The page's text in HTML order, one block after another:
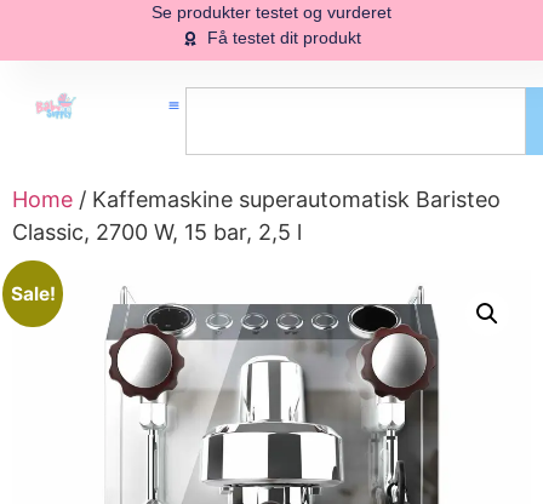
Se produkter testet og vurderet
Få testet dit produkt
Home / Kaffemaskine superautomatisk Baristeo
Classic, 2700 W, 15 bar, 2,5 l
Sale!